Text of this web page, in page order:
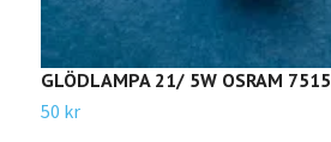
GLÖDLAMPA 21/ 5W OSRAM 7515
50 kr